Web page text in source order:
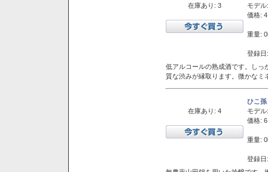
在庫あり: 3
モデル:
価格:
重量:
登録
低アルコールの熟成酒です。しっ
質な渋みが縁取ります。微かなミ
在庫あり: 4
ひこ
モデル:
価格:
重量:
登録